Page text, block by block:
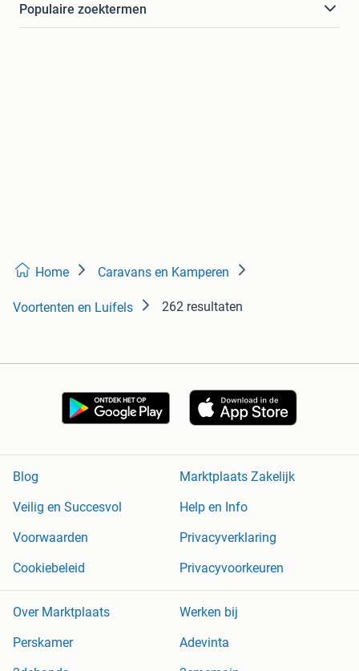
Populaire zoektermen
Home Caravans en Kamperen
Voortenten en Luifels 262 resultaten
Blog
Marktplaats Zakelijk
Veilig en Succesvol
Help en Info
Voorwaarden
Privacyverklaring
Cookiebeleid
Privacyvoorkeuren
Over Marktplaats
Werken bij
Perskamer
Adevinta